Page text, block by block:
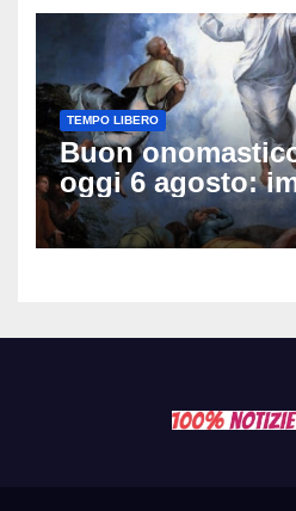
TEMPO LIBERO
Buon
oggi 6 agosto:
di auguri da